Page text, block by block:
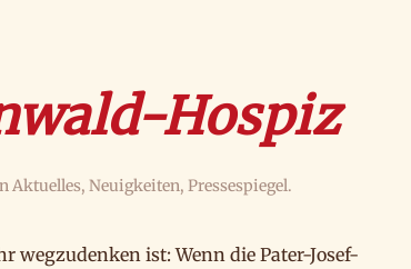
Hospiz
Aktuelles, Neuigkeiten, Pressespiegel.
ist: Wenn die Pater-Josef-